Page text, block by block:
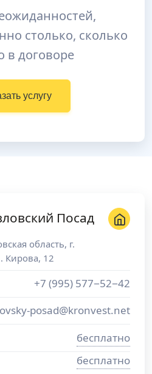
столько, сколько
в договоре
услугу
Посад
область, г.
Кирова, 12
+7 (995) 577−52−42
posad@kronvest.net
бесплатно
бесплатно